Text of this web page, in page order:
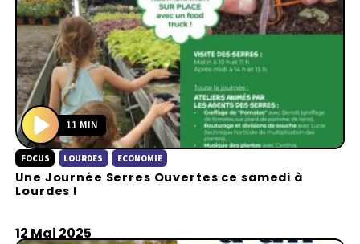
P
l
a
11 MIN
FOCUS LOURDES ECONOMIE
Une Journée Serres Ouvertes ce samedi à
Lourdes !
12 Mai 2025